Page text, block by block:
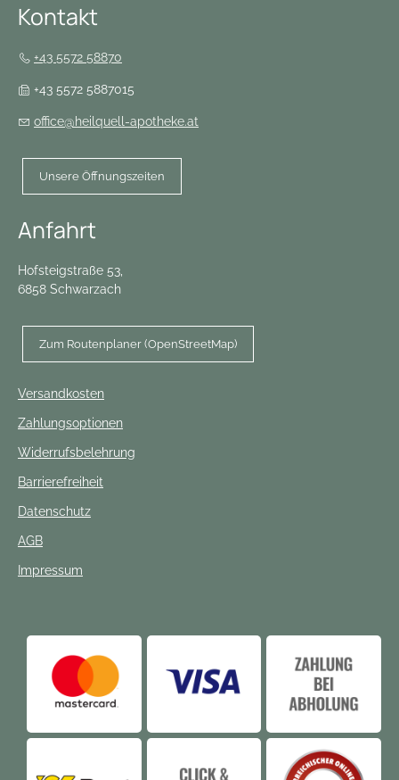
Kontakt
+43 5572 58870
+43 5572 5887015
office@heilquell-apotheke.at
Unsere Öffnungszeiten
Anfahrt
Hofsteigstraße 53,
6858 Schwarzach
Zum Routenplaner (OpenStreetMap)
Versandkosten
Zahlungsoptionen
Widerrufsbelehrung
Barrierefreiheit
Datenschutz
AGB
Impressum